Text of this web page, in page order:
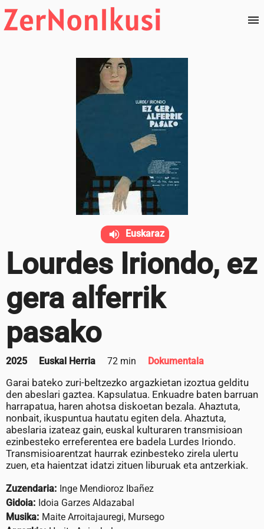
Lourdes Iriondo, ez
gera alferrik
pasako
2025 Euskal Herria 72 min Dokumentala
Garai bateko zuri-beltzezko argazkietan izoztua gelditu
den abeslari gaztea. Kapsulatua. Enkuadre baten barruan
harrapatua, haren ahotsa diskoetan bezala. Ahaztuta,
nonbait, ikuspuntua hautatu egiten dela. Ahaztuta,
abeslaria izateaz gain, euskal kulturaren transmisioan
ezinbesteko erreferentea ere badela Lurdes Iriondo.
Transmisioarentzat haurrak ezinbesteko zirela ulertu
zuen, eta haientzat idatzi zituen liburuak eta antzerkiak.
Zuzendaria: Inge Mendioroz Ibañez
Gidoia: Idoia Garzes Aldazabal
Musika: Maite Arroitajauregi, Mursego
Euskaraz